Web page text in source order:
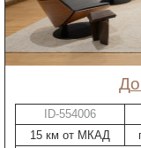
ID-554006
15 км от МКАД